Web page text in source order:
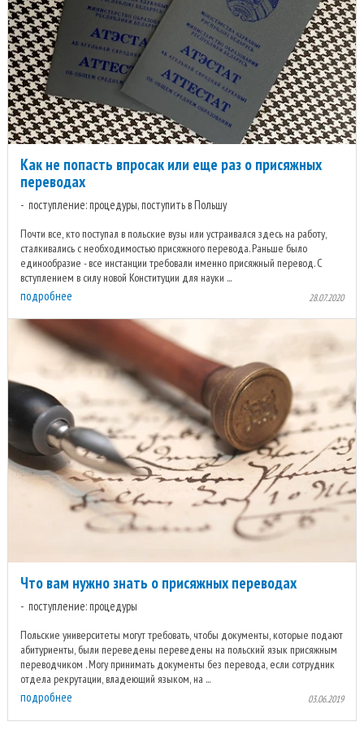
Как не попасть впросак или еще раз о присяжных
переводах
поступление: процедуры, поступить в Польшу
Почти все, кто поступал в польские вузы или устраивался здесь на работу,
сталкивались с необходимостью присяжного перевода. Раньше было
единообразие - все инстанции требовали именно присяжный перевод. С
вступлением в силу новой Конституции для науки ...
подробнее 28.07.2020
Что вам нужно знать о присяжных переводах
поступление: процедуры
Польские университеты могут требовать, чтобы документы, которые подают
абитуриенты, были переведены переведены на польский язык присяжным
переводчиком . Могу принимать документы без перевода, если сотрудник
отдела рекрутации, владеющий языком, на ...
подробнее 03.06.2019